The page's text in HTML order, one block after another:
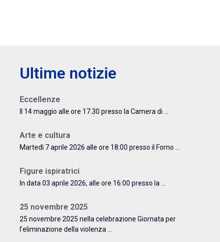
Ultime notizie
Eccellenze
Il 14 maggio alle ore 17.30 presso la Camera di ...
Arte e cultura
Martedì 7 aprile 2026 alle ore 18:00 presso il Forno ...
Figure ispiratrici
In data 03 aprile 2026, alle ore 16:00 presso la ...
25 novembre 2025
25 novembre 2025 nella celebrazione Giornata per
l’eliminazione della violenza ...